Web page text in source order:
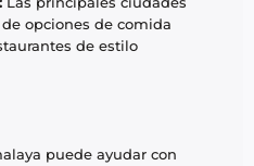
opciones de comida
de estilo
puede ayudar con